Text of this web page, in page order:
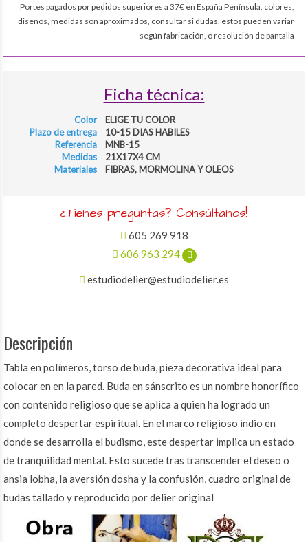
Portes pagados por pedidos superiores a 37€ en España Península, colores,
diseños, medidas son aproximados, consultar si dudas, estos pueden variar
según fabricación, o resolución de pantalla
Ficha técnica:
Color
ELIGE TU COLOR
Plazo de entrega
10-15 DIAS HABILES
Referencia
MNB-15
Medidas
21X17X4 CM
Materiales
FIBRAS, MORMOLINA Y OLEOS
¿Tienes preguntas? Consúltanos!
605 269 918
606 963 294
estudiodelier@estudiodelier.es
Descripción
Tabla en polímeros, torso de buda, pieza decorativa ideal para
colocar en en la pared. Buda en sánscrito es un nombre honorífico
con contenido religioso que se aplica a quien ha logrado un
completo despertar espiritual. En el marco religioso indio en
donde se desarrolla el budismo, este despertar implica un estado
de tranquilidad mental. Esto sucede tras transcender el deseo o
ansia lobha, la aversión dosha y la confusión, cuadro original de
budas tallado y reproducido por delier original